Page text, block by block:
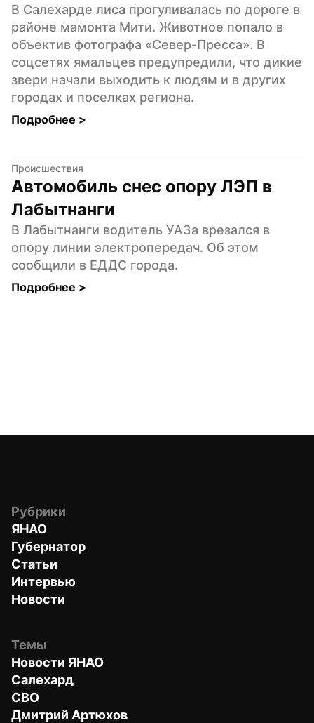
В Салехарде лиса прогуливалась по дороге в
районе мамонта Мити. Животное попало в
объектив фотографа «Север-Пресса». В
соцсетях ямальцев предупредили, что дикие
звери начали выходить к людям и в других
городах и поселках региона.
Подробнее >
Происшествия
Автомобиль снес опору ЛЭП в
Лабытнанги
В Лабытнанги водитель УАЗа врезался в
опору линии электропередач. Об этом
сообщили в ЕДДС города.
Подробнее >
Рубрики
ЯНАО
Губернатор
Статьи
Интервью
Новости
Темы
Новости ЯНАО
Салехард
СВО
Дмитрий Артюхов